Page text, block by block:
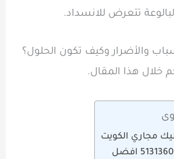
تتعرض للانسداد.
والأضرار وكيف تكون الحلول؟
خلال هذا المقال.
مجاري الكويت
بالضغط 51313600 افضل